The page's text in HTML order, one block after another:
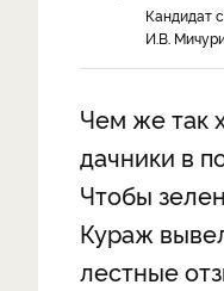
Кандидат
И.В.
Чем же так
дачники в
Чтобы
Кураж
лестные